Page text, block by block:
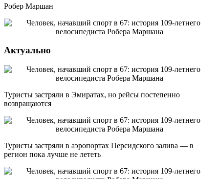
Робер Маршан
Актуально
Туристы застряли в Эмиратах, но рейсы постепенно
возвращаются
Туристы застряли в аэропортах Персидского залива — в
регион пока лучше не лететь